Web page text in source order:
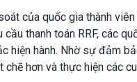
của quốc gia thành
cầu thanh toán RRF, các
hiện hành. Nhờ sự đảm
chẽ hơn và thực hiện các